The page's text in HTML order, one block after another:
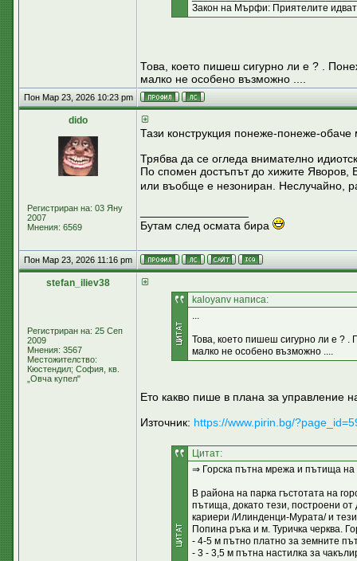
Закон на Мърфи: Приятелите идват
Това, което пишеш сигурно ли е ? .
малко не особено възможно ....
Пон Мар 23, 2026 10:23 pm
dido
Регистриран на: 03 Яну
2007
Мнения: 6569
Тази конструкция понеже-понеже-
Трябва да се огледа внимателно
По спомен достъпът до хижите Яворов,
или въобще е незониран. Неслучайно,
Бутам след осмата бира
Пон Мар 23, 2026 11:16 pm
stefan_iliev38
Регистриран на: 25 Сеп
2009
Мнения: 3567
Местожителство:
Кюстендил; София, кв.
„Овча купел"
kaloyanv написа:
...
Това, което пишеш сигурно ли е ? .
малко не особено възможно ....
Ето какво пише в плана за управление
Източник: https://www.pirin.bg/
Цитат:
⇒ Горска пътна мрежа и пътища на
В района на парка гъстотата на
пътища, докато тези, построени
кариери /Илинденци-Мурата/ и
Попина ръка и м. Туричка черква.
- 4-5 м пътно платно за земните
- 3 - 3,5 м пътна настилка за